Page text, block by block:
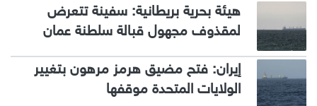
هيئة بحرية بريطانية: سفينة تتعرض
لمقذوف مجهول قبالة سلطنة عمان
إيران: فتح مضيق هرمز مرهون بتغيير
الولايات المتحدة موقفها